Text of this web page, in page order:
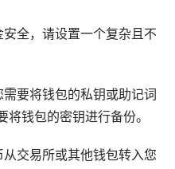
全，请设置一个复杂且不
要将钱包的私钥或助记词
钱包的密钥进行备份。
交易所或其他钱包转入您